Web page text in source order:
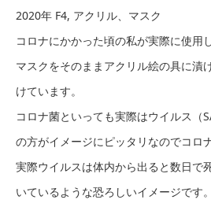
2020年 F4, アクリル、マスク
コロナにかかった頃の私が実際に使用
マスクをそのままアクリル絵の具に漬
けています。
コロナ菌といっても実際はウイルス（
の方がイメージにピッタリなのでコロ
実際ウイルスは体内から出ると数日で
いているような恐ろしいイメージです。